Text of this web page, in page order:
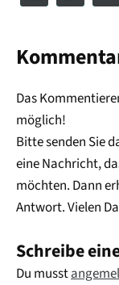
Das
möglich!
Bitte senden Sie
eine Nachricht,
möchten. Dann
Antwort. Vielen
Schreibe
Du musst